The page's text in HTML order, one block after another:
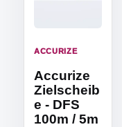
ACCURIZE
Accurize
Zielscheib
e - DFS
100m / 5m